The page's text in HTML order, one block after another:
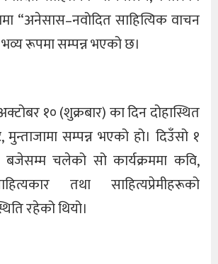
“अनेसास–नवोदित साहित्यिक वाचन
रूपमा सम्पन्न भएको छ।
१० (शुक्रबार) का दिन दोहास्थित
मुन्ताजामा सम्पन्न भएको हो। दिउँसो १
चलेको सो कार्यक्रममा कवि,
तथा साहित्यप्रेमीहरूको
रहेको थियो।